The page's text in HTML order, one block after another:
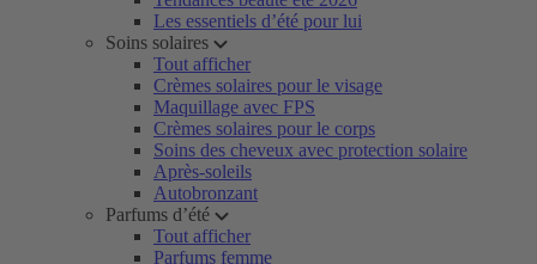
Les essentiels d’été pour lui
Soins solaires
Tout afficher
Crèmes solaires pour le visage
Maquillage avec FPS
Crèmes solaires pour le corps
Soins des cheveux avec protection solaire
Après-soleils
Autobronzant
Parfums d’été
Tout afficher
Parfums femme